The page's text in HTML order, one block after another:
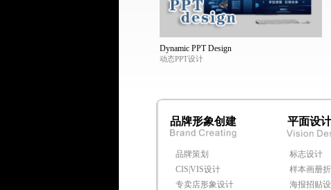
Dynamic PPT Design
动态PPT设计
品牌形象创建 平面设
品牌策划
CIS|VIS设计
专卖店形象设计
标志设计
样本画册
海报招贴